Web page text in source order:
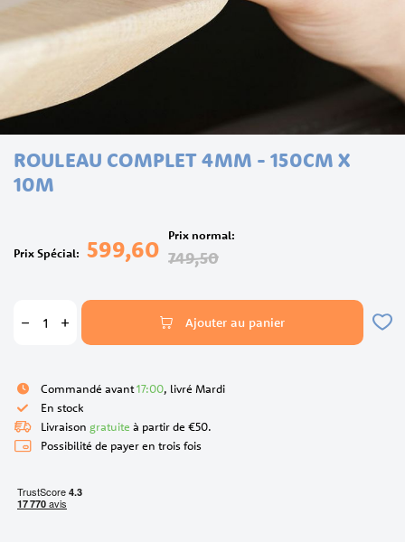
the
beginning
images
ROULEAU COMPLET 4MM - 150CM X
10M
Prix Spécial 599,60 Prix normal
749,50
Ajouter au panier
Commandé avant17:00, livré Mardi
En stock
Livraison gratuite à partir de €50.
Possibilité de payer en trois fois